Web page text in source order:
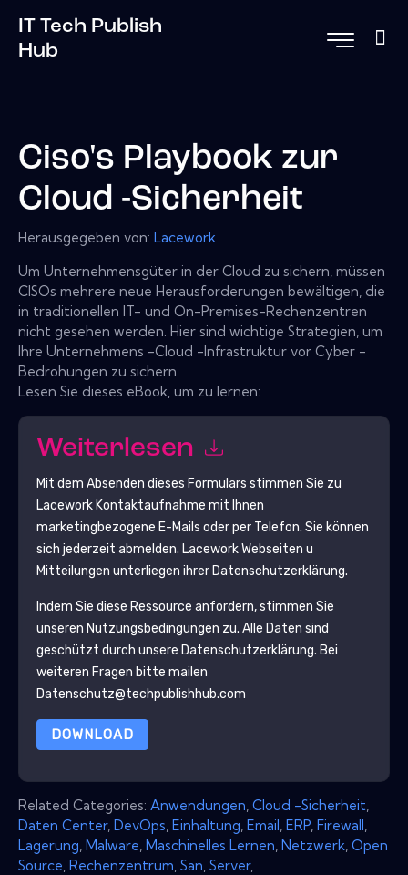
IT Tech Publish
Hub
Ciso's Playbook zur
Cloud -Sicherheit
Herausgegeben von: Lacework
Um Unternehmensgüter in der Cloud zu sichern, müssen
CISOs mehrere neue Herausforderungen bewältigen, die
in traditionellen IT- und On-Premises-Rechenzentren
nicht gesehen werden. Hier sind wichtige Strategien, um
Ihre Unternehmens -Cloud -Infrastruktur vor Cyber ​​-
Bedrohungen zu sichern.
Lesen Sie dieses eBook, um zu lernen:
Weiterlesen
Mit dem Absenden dieses Formulars stimmen Sie zu
LaceworkKontaktaufnahme mit Ihnen
marketingbezogene E-Mails oder per Telefon. Sie können
sich jederzeit abmelden. LaceworkWebseiten u
Mitteilungen unterliegen ihrer Datenschutzerklärung.
Indem Sie diese Ressource anfordern, stimmen Sie
unseren Nutzungsbedingungen zu. Alle Daten sind
geschützt durch unsere Datenschutzerklärung. Bei
weiteren Fragen bitte mailen
Datenschutz@techpublishhub.com
DOWNLOAD
Related Categories: Anwendungen Cloud -Sicherheit
Daten Center, DevOps Einhaltung Email ERP Firewall
Lagerung Malware Maschinelles Lernen Netzwerk Open
Source Rechenzentrum San Server,